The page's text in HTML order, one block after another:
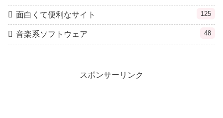
面白くて便利なサイト 125
音楽系ソフトウェア 48
スポンサーリンク